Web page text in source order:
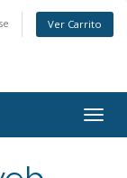
Ver Carrito